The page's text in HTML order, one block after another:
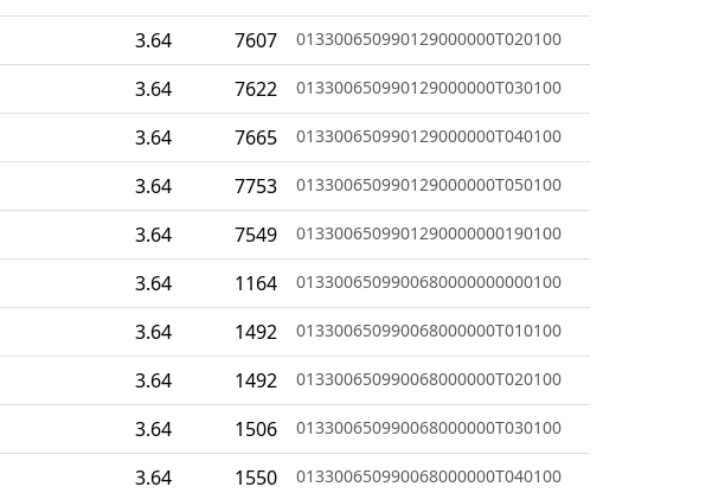
3.64 7607 013300650990129000000T020100
3.64 7622 013300650990129000000T030100
3.64 7665 013300650990129000000T040100
3.64 7753 013300650990129000000T050100
3.64 7549 0133006509901290000000190100
3.64 1164 0133006509900680000000000100
3.64 1492 013300650990068000000T010100
3.64 1492 013300650990068000000T020100
3.64 1506 013300650990068000000T030100
3.64 1550 013300650990068000000T040100